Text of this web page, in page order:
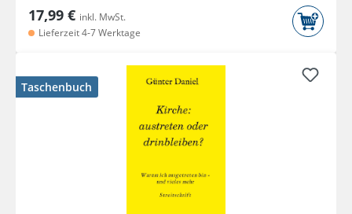
17,99 € inkl. MwSt.
Lieferzeit 4-7 Werktage
Taschenbuch